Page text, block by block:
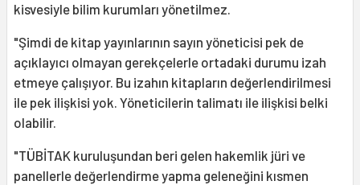
kisvesiyle bilim kurumları yönetilmez.
"Şimdi de kitap yayınlarının sayın yöneticisi pek de
açıklayıcı olmayan gerekçelerle ortadaki durumu izah
etmeye çalışıyor. Bu izahın kitapların değerlendirilmesi
ile pek ilişkisi yok. Yöneticilerin talimatı ile ilişkisi belki
olabilir.
"TÜBİTAK kuruluşundan beri gelen hakemlik jüri ve
panellerle değerlendirme yapma geleneğini kısmen